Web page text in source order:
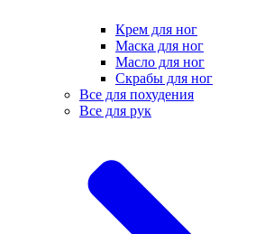
Крем для ног
Маска для ног
Масло для ног
Скрабы для ног
Все для похудения
Все для рук